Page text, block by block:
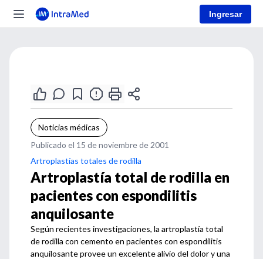
Ingresar
Noticias médicas
Publicado el 15 de noviembre de 2001
Artroplastías totales de rodilla
Artroplastía total de rodilla en
pacientes con espondilitis
anquilosante
Según recientes investigaciones, la artroplastía total
de rodilla con cemento en pacientes con espondilitis
anquilosante provee un excelente alivio del dolor y una